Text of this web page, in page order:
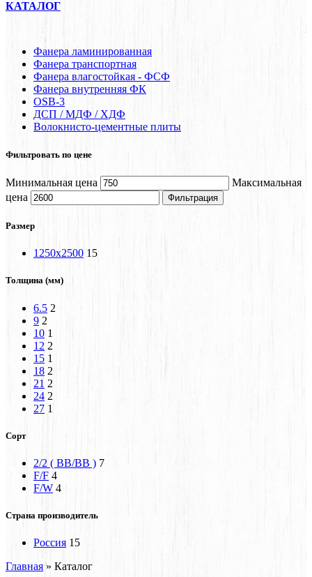
КАТАЛОГ
Фанера ламинированная
Фанера транспортная
Фанера влагостойкая - ФСФ
Фанера внутренняя ФК
OSB-3
ДСП / МДФ / ХДФ
Волокнисто-цементные плиты
Фильтровать по цене
Минимальная цена
Максимальная
цена
Фильтрация
Размер
1250x2500 15
Толщина (мм)
6.5 2
9 2
10 1
12 2
15 1
18 2
21 2
24 2
27 1
Сорт
2/2 ( BB/BB ) 7
F/F 4
F/W 4
Страна производитель
Россия 15
Главная » Каталог